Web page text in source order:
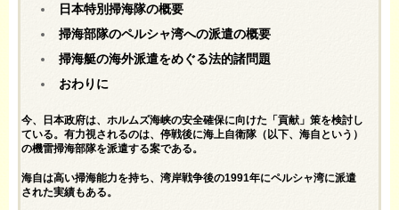
日本特別掃海隊の概要
掃海部隊のペルシャ湾への派遣の概要
掃海艇の海外派遣をめぐる法的諸問題
おわりに
今、日本政府は、ホルムズ海峡の安全確保に向けた「貢献」策を検討し
ている。有力視されるのは、停戦後に海上自衛隊（以下、海自という）
の機雷掃海部隊を派遣する案である。
海自は高い掃海能力を持ち、湾岸戦争後の1991年にペルシャ湾に派遣
された実績もある。